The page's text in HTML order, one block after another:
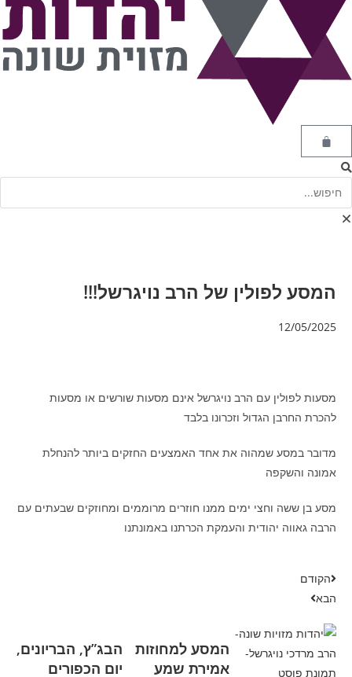
המסע לפולין של הרב נויגרשל!!!
12/05/2025
מסעות לפולין עם הרב נויגרשל אינם מסעות שורשים או מסעות
להכרת החרבן הגדול וזכרונו בלבד
מדובר במסע שמהוה את אחד האמצעים החזקים ביותר להנחלת
אמונה והשקפה
מסע בן ששה וחצי ימים ממנו חוזרים מרוממים ומחוזקים שבעתים עם
הרבה גאווה יהודית והעמקת הכרתנו באמונתנו
הקודם
הבא
המסע למחוזות
אמירת שמע
הבג”ץ, הבריונים,
יום הכפורים